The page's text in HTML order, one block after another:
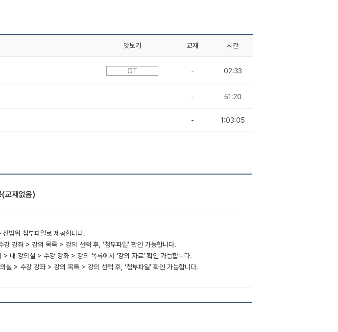
맛보기 교재 시간
OT - 02:33
- 51:20
- 1:03:05
(교재없음)
전범위 첨부파일로 제공합니다.
강 강좌 > 강의 목록 > 강의 선택 후, ‘첨부파일’ 확인 가능합니다.
> 내 강의실 > 수강 강좌 > 강의 목록에서 ‘강의 자료’ 확인 가능합니다.
실 > 수강 강좌 > 강의 목록 > 강의 선택 후, ‘첨부파일’ 확인 가능합니다.